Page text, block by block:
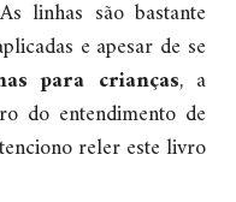
linhas são bastante
e apesar de se
para crianças, a
do entendimento de
reler este livro